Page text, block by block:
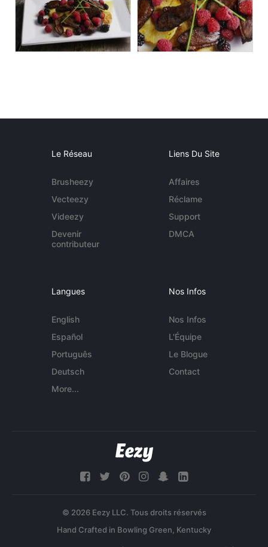
Le Réseau
Brusheezy
Vecteezy
Videezy
Devenir
contributeur
Liens Du Site
Affaires
Réclame
Support
DMCA
Langues
English
Español
Português
Deutsch
More...
Nos Infos
Nos Infos
L'Équipe
Le Blogue
Contact
© 2026 Eezy LLC. Tous droits réservés